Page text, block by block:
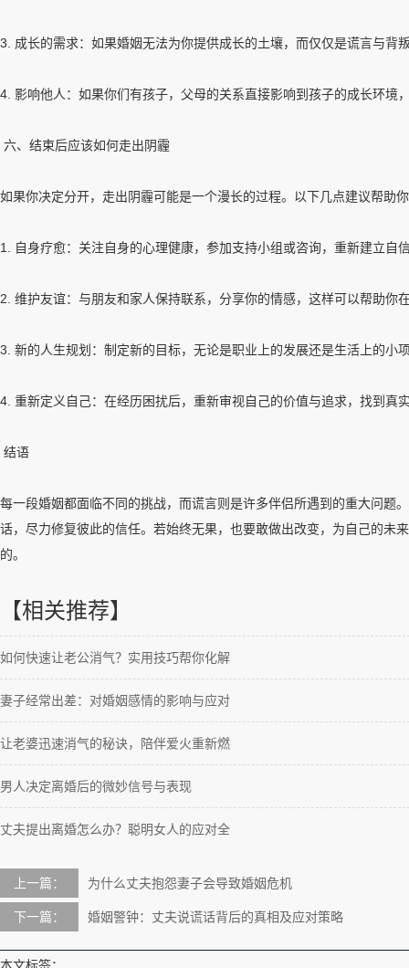
3. 成长的需求：如果婚姻无法为你提供成长的土壤，而仅仅是谎言与背
4. 影响他人：如果你们有孩子，父母的关系直接影响到孩子的成长环境
六、结束后应该如何走出阴霾
如果你决定分开，走出阴霾可能是一个漫长的过程。以下几点建议帮助
1. 自身疗愈：关注自身的心理健康，参加支持小组或咨询，重新建立自
2. 维护友谊：与朋友和家人保持联系，分享你的情感，这样可以帮助你
3. 新的人生规划：制定新的目标，无论是职业上的发展还是生活上的小
4. 重新定义自己：在经历困扰后，重新审视自己的价值与追求，找到真
结语
每一段婚姻都面临不同的挑战，而谎言则是许多伴侣所遇到的重大问题
话，尽力修复彼此的信任。若始终无果，也要敢做出改变，为自己的未
的。
【相关推荐】
如何快速让老公消气？实用技巧帮你化解
妻子经常出差：对婚姻感情的影响与应对
让老婆迅速消气的秘诀，陪伴爱火重新燃
男人决定离婚后的微妙信号与表现
丈夫提出离婚怎么办？聪明女人的应对全
上一篇： 为什么丈夫抱怨妻子会导致婚姻危机
下一篇： 婚姻警钟：丈夫说谎话背后的真相及应对策略